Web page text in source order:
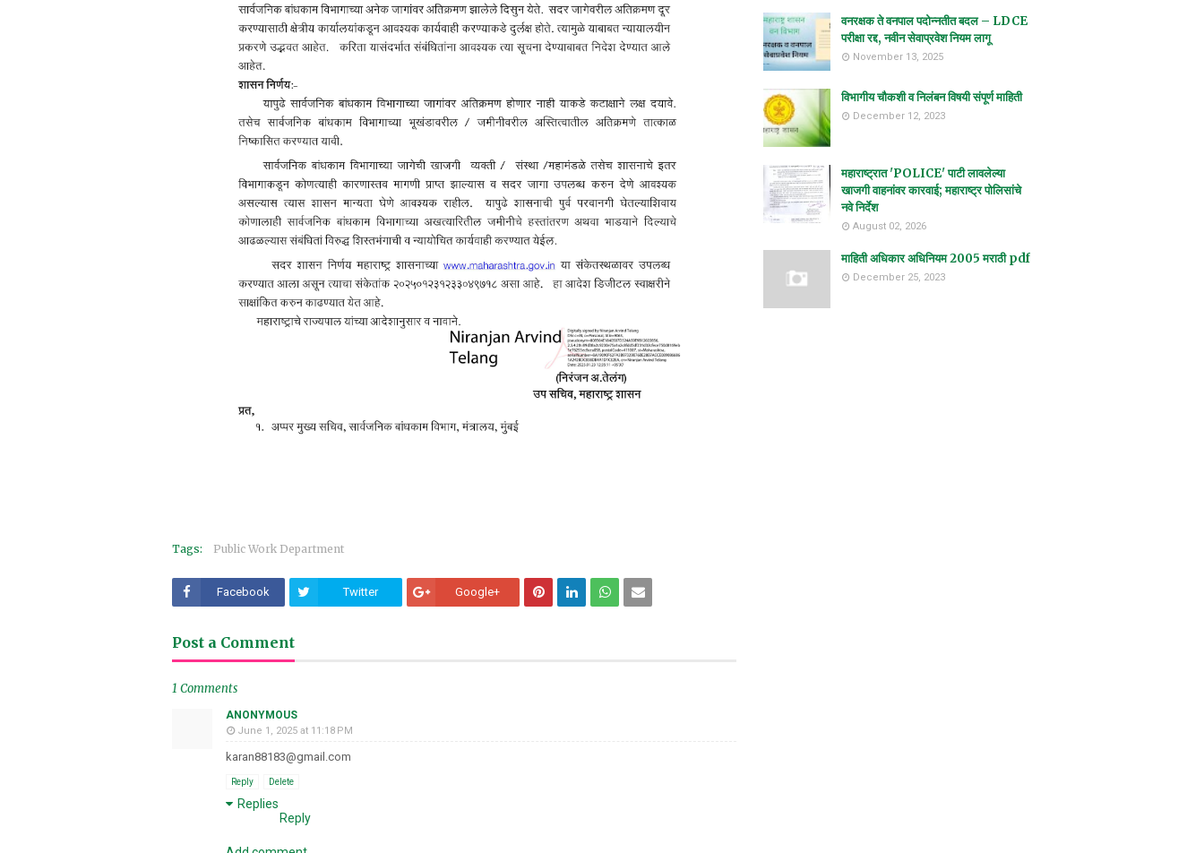
Tags: Public Work Department
Facebook Twitter Google+
Post a Comment
1 Comments
ANONYMOUS
June 1, 2025 at 11:18 PM
karan88183@gmail.com
Reply Delete
Replies
Reply
वनरक्षक ते वनपाल पदोन्नतीत बदल – LDCE
परीक्षा रद्द, नवीन सेवाप्रवेश नियम लागू
November 13, 2025
विभागीय चौकशी व निलंबन विषयी संपूर्ण माहिती
December 12, 2023
महाराष्ट्रात 'POLICE' पाटी लावलेल्या
खाजगी वाहनांवर कारवाई; महाराष्ट्र पोलिसांचे
नवे निर्देश
August 02, 2026
माहिती अधिकार अधिनियम 2005 मराठी pdf
December 25, 2023